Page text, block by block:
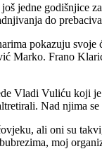
jedne godišnjice
do
pokazuju
Marko. Frano
Vladi Vuliću koji
Nad njima
ali oni su
moj